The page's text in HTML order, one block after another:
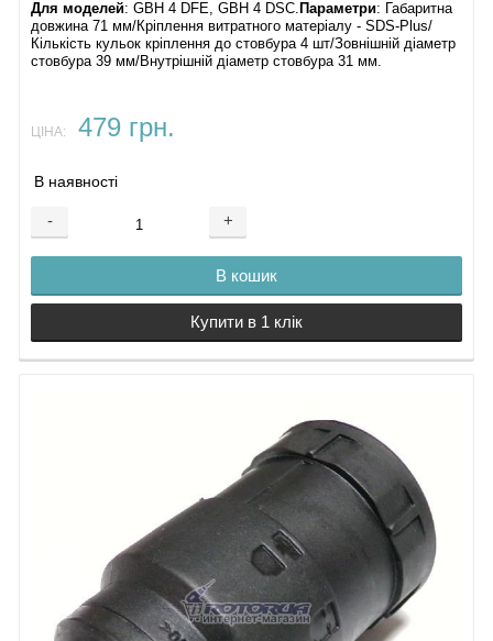
Для моделей: GBH 4 DFE, GBH 4 DSC. Параметри: Габаритна
довжина 71 мм/Кріплення витратного матеріалу - SDS-Plus/
Кількість кульок кріплення до стовбура 4 шт/Зовнішній діаметр
стовбура 39 мм/Внутрішній діаметр стовбура 31 мм.
ЦІНА: 479 грн.
В наявності
- +
В кошик
Купити в 1 клік